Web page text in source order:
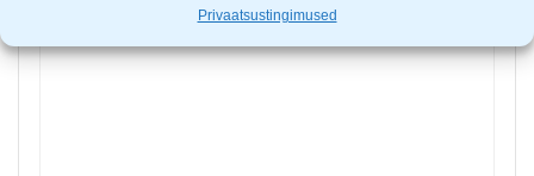
Privaatsustingimused